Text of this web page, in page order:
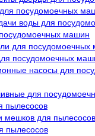
посудомоечных
воды для
машин
для посудомоечных
посудомоечных
насосы для
для
пылесосов
мешков для пылесосов
пылесосов